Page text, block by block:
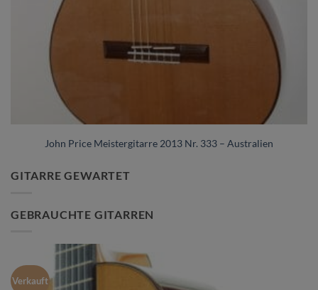
John Price Meistergitarre 2013 Nr. 333 – Australien
GITARRE GEWARTET
GEBRAUCHTE GITARREN
Verkauft